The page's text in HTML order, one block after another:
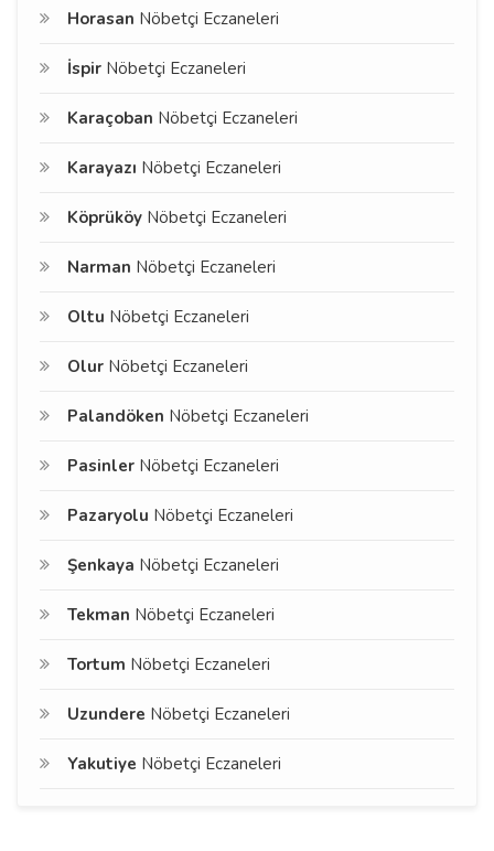
Horasan Nöbetçi Eczaneleri
İspir Nöbetçi Eczaneleri
Karaçoban Nöbetçi Eczaneleri
Karayazı Nöbetçi Eczaneleri
Köprüköy Nöbetçi Eczaneleri
Narman Nöbetçi Eczaneleri
Oltu Nöbetçi Eczaneleri
Olur Nöbetçi Eczaneleri
Palandöken Nöbetçi Eczaneleri
Pasinler Nöbetçi Eczaneleri
Pazaryolu Nöbetçi Eczaneleri
Şenkaya Nöbetçi Eczaneleri
Tekman Nöbetçi Eczaneleri
Tortum Nöbetçi Eczaneleri
Uzundere Nöbetçi Eczaneleri
Yakutiye Nöbetçi Eczaneleri